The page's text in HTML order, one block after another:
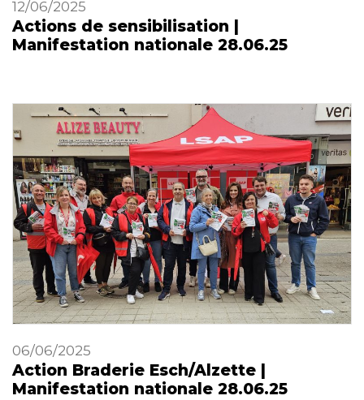
12/06/2025
Actions de sensibilisation |
Manifestation nationale 28.06.25
06/06/2025
Action Braderie Esch/Alzette |
Manifestation nationale 28.06.25